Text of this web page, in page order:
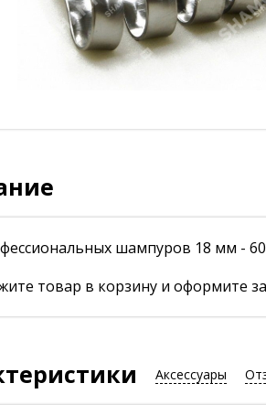
шампуров 18 мм -
товар в корзину и оформите
Аксессуары